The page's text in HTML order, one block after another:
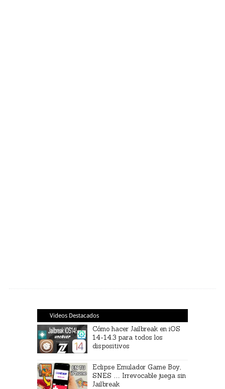
Videos Destacados
Cómo hacer Jailbreak en iOS
14-14.3 para todos los
dispositivos
Eclipse Emulador Game Boy,
SNES … Irrevocable juega sin
Jailbreak